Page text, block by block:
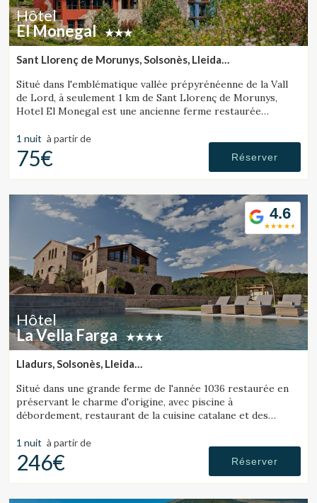
Hôtel
El Monegal
Sant Llorenç de Morunys, Solsonès, Lleida
Situé dans l'emblématique vallée prépyrénéenne de la Vall
de Lord, à seulement 1 km de Sant Llorenç de Morunys,
Hotel El Monegal est une ancienne ferme restaurée
1 nuit à partir de
75€ Réserver
4.6
Hôtel
La Vella Farga
Lladurs, Solsonès, Lleida
Situé dans une grande ferme de l'année 1036 restaurée en
préservant le charme d'origine, avec piscine à
débordement, restaurant de la cuisine catalane et des
confort d'un hôtel de luxe.
1 nuit à partir de
246€ Réserver
Modifier les cookies
Technique et Fonctionnel
Toujours actif